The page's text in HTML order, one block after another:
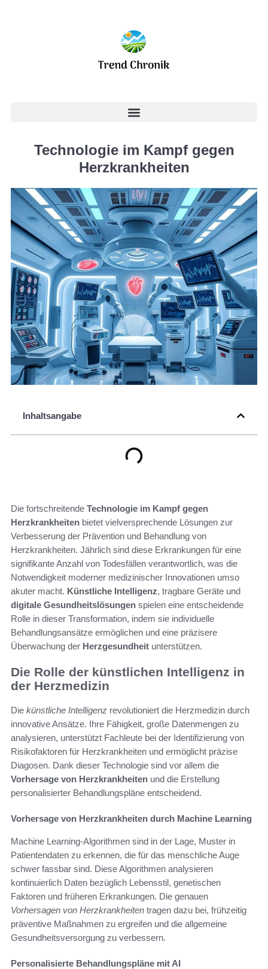
Technologie im Kampf gegen
Herzkrankheiten
Inhaltsangabe
Die fortschreitende Technologie im Kampf gegen
Herzkrankheiten bietet vielversprechende Lösungen zur
Verbesserung der Prävention und Behandlung von
Herzkrankheiten. Jährlich sind diese Erkrankungen für eine
signifikante Anzahl von Todesfällen verantwortlich, was die
Notwendigkeit moderner medizinischer Innovationen umso
akuter macht. Künstliche Intelligenz, tragbare Geräte und
digitale Gesundheitslösungen spielen eine entscheidende
Rolle in dieser Transformation, indem sie individuelle
Behandlungsansätze ermöglichen und eine präzisere
Überwachung der Herzgesundheit unterstützen.
Die Rolle der künstlichen Intelligenz in
der Herzmedizin
Die künstliche Intelligenz revolutioniert die Herzmedizin durch
innovative Ansätze. Ihre Fähigkeit, große Datenmengen zu
analysieren, unterstützt Fachleute bei der Identifizierung von
Risikofaktoren für Herzkrankheiten und ermöglicht präzise
Diagosen. Dank dieser Technologie sind vor allem die
Vorhersage von Herzkrankheiten und die Erstellung
personalisierter Behandlungspläne entscheidend.
Vorhersage von Herzkrankheiten durch Machine Learning
Machine Learning-Algorithmen sind in der Lage, Muster in
Patientendaten zu erkennen, die für das menschliche Auge
schwer fassbar sind. Diese Algorithmen analysieren
kontinuierlich Daten bezüglich Lebensstil, genetischen
Faktoren und früheren Erkrankungen. Die genauen
Vorhersagen von Herzkrankheiten tragen dazu bei, frühzeitig
präventive Maßnahmen zu ergreifen und die allgemeine
Gesundheitsversorgung zu verbessern.
Personalisierte Behandlungspläne mit AI